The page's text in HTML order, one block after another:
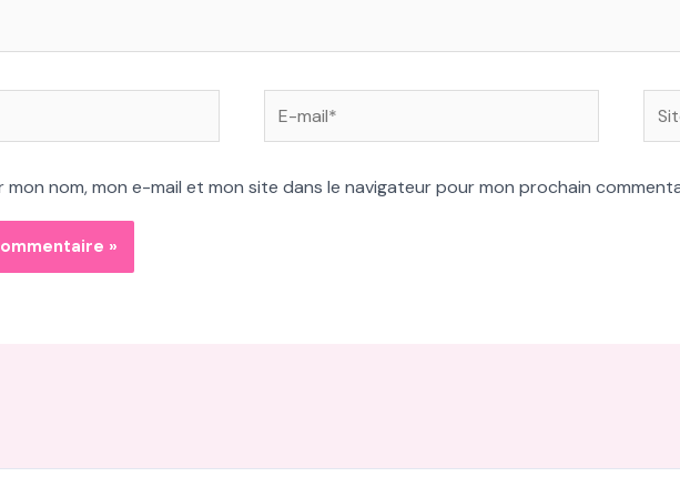
E-
mail*
Site
mon nom, mon e-mail et mon site dans le navigateur pour mon prochain